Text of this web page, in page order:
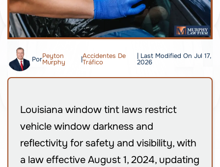
PorPeyton
Murphy |Accidentes De
Tráfico
| Last Modified On Jul 17,
2026
Louisiana window tint laws restrict
vehicle window darkness and
reflectivity for safety and visibility, with
a law effective August 1, 2024, updating